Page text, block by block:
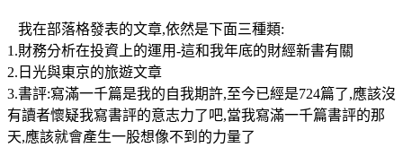
我在部落格發表的文章,依然是下面三種類:
1.財務分析在投資上的運用-這和我年底的財經新書有關
2.日光與東京的旅遊文章
3.書評:寫滿一千篇是我的自我期許,至今已經是724篇了,應該沒
有讀者懷疑我寫書評的意志力了吧,當我寫滿一千篇書評的那
天,應該就會產生一股想像不到的力量了